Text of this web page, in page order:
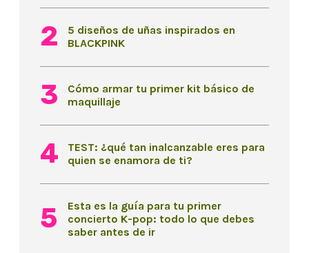
5 diseños de uñas inspirados en
BLACKPINK
Cómo armar tu primer kit básico de
maquillaje
TEST: ¿qué tan inalcanzable eres para
quien se enamora de ti?
Esta es la guía para tu primer
concierto K-pop: todo lo que debes
saber antes de ir